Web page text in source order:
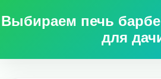
Выбираем печь
для